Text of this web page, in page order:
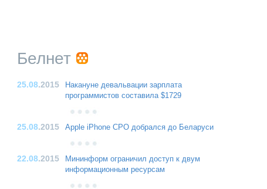
Белнет
25.08.2015
Накануне девальвации зарплата
программистов составила $1729
25.08.2015 Apple iPhone CPO добрался до Беларуси
22.08.2015
Мининформ ограничил доступ к двум
информационным ресурсам